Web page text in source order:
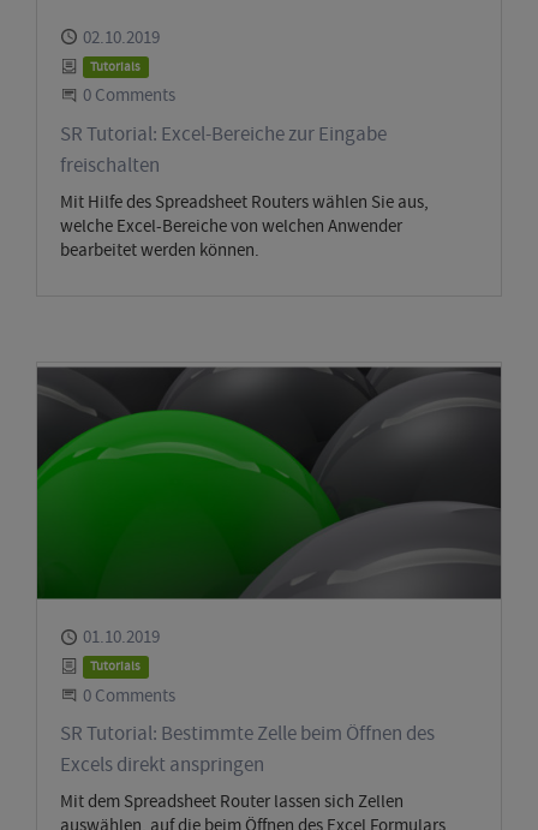
Published
02.10.2019
Category
Tutorials
Start the Conversation
0 Comments
SR Tutorial: Excel-Bereiche zur Eingabe
freischalten
Mit Hilfe des Spreadsheet Routers wählen Sie aus,
welche Excel-Bereiche von welchen Anwender
bearbeitet werden können.
Published
01.10.2019
Category
Tutorials
Start the Conversation
0 Comments
SR Tutorial: Bestimmte Zelle beim Öffnen des
Excels direkt anspringen
Mit dem Spreadsheet Router lassen sich Zellen